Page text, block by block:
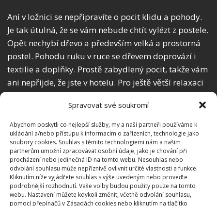
Spravovat své soukromí
Abychom poskytli co nejlepší služby, my a naši partneři používáme k
ukládání a/nebo přístupu k informacím o zařízeních, technologie jako
soubory cookies. Souhlas s těmito technologiemi nám a našim
partnerům umožní zpracovávat osobní údaje, jako je chování při
procházení nebo jedinečná ID na tomto webu. Nesouhlas nebo
odvolání souhlasu může nepříznivě ovlivnit určité vlastnosti a funkce.
Kliknutím níže vyjádřete souhlas s výše uvedeným nebo proveďte
podrobnější rozhodnutí. Vaše volby budou použity pouze na tomto
webu. Nastavení můžete kdykoli změnit, včetně odvolání souhlasu,
pomocí přepínačů v Zásadách cookies nebo kliknutím na tlačítko
Ani v ložnici se nepřipravíte o pocit klidu a pohody.
Je tak útulná, že se vám nebude chtít vylézt z postele.
Opět nechybí dřevo a především velká a prostorná
postel. Pohodu ruku v ruce se dřevem doprovází i
textilie a doplňky. Prostě zabydlený pocit, takže vám
ani nepřijde, že jste v hotelu. Pro ještě větší relaxaci
je v ložnici i krb.